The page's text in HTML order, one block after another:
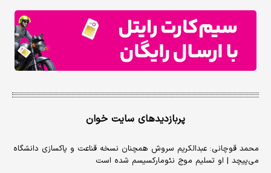
پربازدیدهای سایت خوان
محمد قوچانی: عبدالکریم سروش همچنان نسخه قناعت و پاکسازی دانشگاه
می‌پیچد | او تسلیم موج نئومارکسیسم شده است